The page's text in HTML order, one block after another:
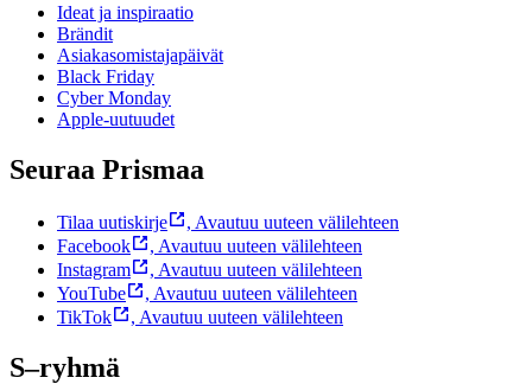
Ideat ja inspiraatio
Brändit
Asiakasomistajapäivät
Black Friday
Cyber Monday
Apple-uutuudet
Seuraa Prismaa
Tilaa uutiskirje , Avautuu uuteen välilehteen
Facebook
, Avautuu uuteen välilehteen
Instagram
, Avautuu uuteen välilehteen
YouTube
, Avautuu uuteen välilehteen
TikTok
, Avautuu uuteen välilehteen
S–ryhmä